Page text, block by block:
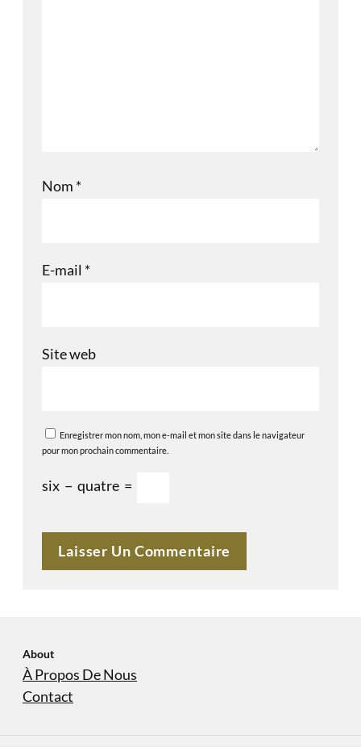
Nom *
E-mail *
Site web
Enregistrer mon nom, mon e-mail et mon site dans le navigateur
pour mon prochain commentaire.
six − quatre =
About
À Propos De Nous
Contact